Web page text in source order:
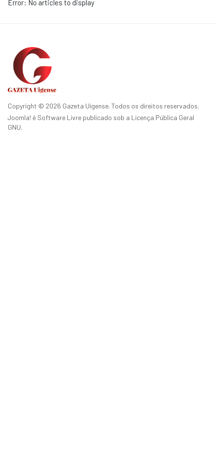
Error: No articles to display
Copyright © 2026 Gazeta Uigense. Todos os direitos reservados.
Joomla! é Software Livre publicado sob a Licença Pública Geral
GNU.